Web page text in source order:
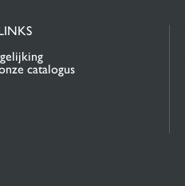
catalogus